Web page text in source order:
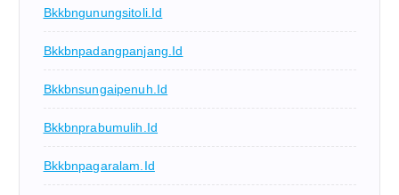
Bkkbngunungsitoli.id
Bkkbnpadangpanjang.id
Bkkbnsungaipenuh.id
Bkkbnprabumulih.id
Bkkbnpagaralam.id